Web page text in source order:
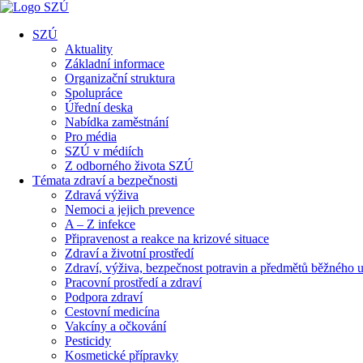
SZÚ
Aktuality
Základní informace
Organizační struktura
Spolupráce
Úřední deska
Nabídka zaměstnání
Pro média
SZÚ v médiích
Z odborného života SZÚ
Témata zdraví a bezpečnosti
Zdravá výživa
Nemoci a jejich prevence
A – Z infekce
Připravenost a reakce na krizové situace
Zdraví a životní prostředí
Zdraví, výživa, bezpečnost potravin a předmětů běžného
Pracovní prostředí a zdraví
Podpora zdraví
Cestovní medicína
Vakcíny a očkování
Pesticidy
Kosmetické přípravky